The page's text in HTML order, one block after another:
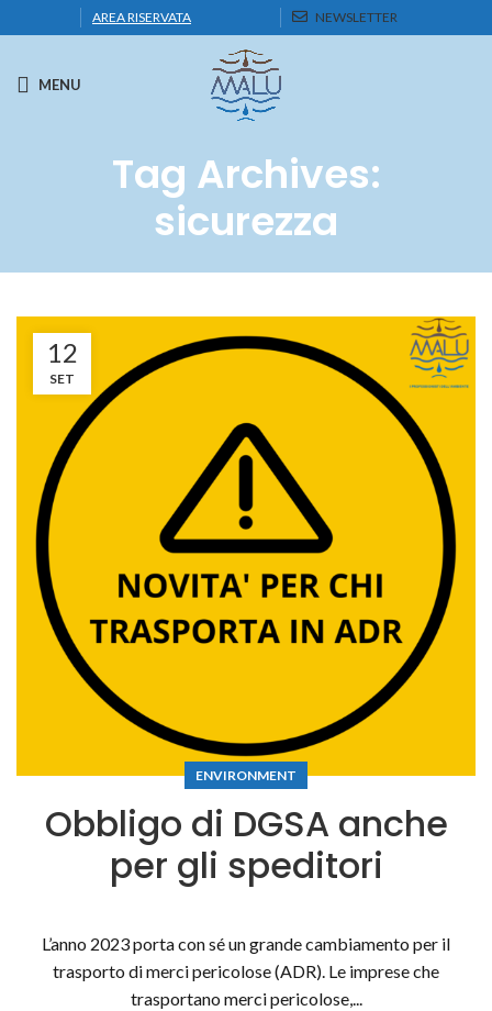
AREA RISERVATA NEWSLETTER
MENU
Tag Archives:
sicurezza
12
SET
ENVIRONMENT
Obbligo di DGSA anche
per gli speditori
L’anno 2023 porta con sé un grande cambiamento per il
trasporto di merci pericolose (ADR). Le imprese che
trasportano merci pericolose,...